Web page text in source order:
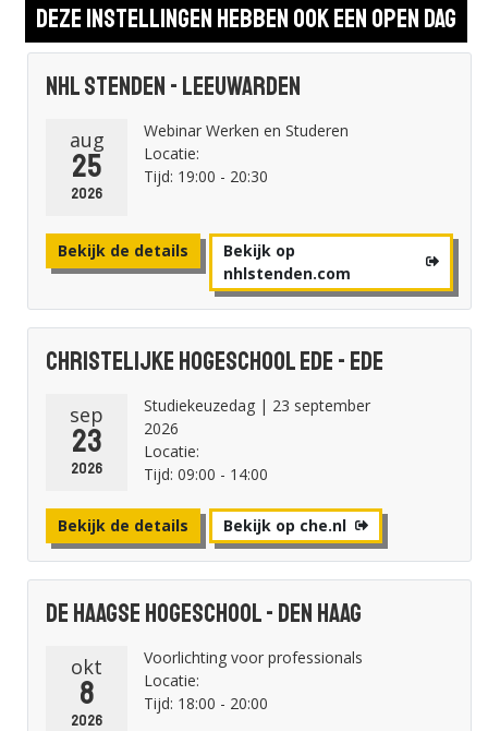
Deze instellingen hebben ook een open dag
NHL Stenden - Leeuwarden
aug
25
2026
Webinar Werken en Studeren
Locatie:
Tijd: 19:00 - 20:30
Bekijk de details
Bekijk op
nhlstenden.com
Christelijke Hogeschool Ede - Ede
sep
23
2026
Studiekeuzedag | 23 september
2026
Locatie:
Tijd: 09:00 - 14:00
Bekijk de details Bekijk op che.nl
De Haagse Hogeschool - Den Haag
okt
8
2026
Voorlichting voor professionals
Locatie:
Tijd: 18:00 - 20:00